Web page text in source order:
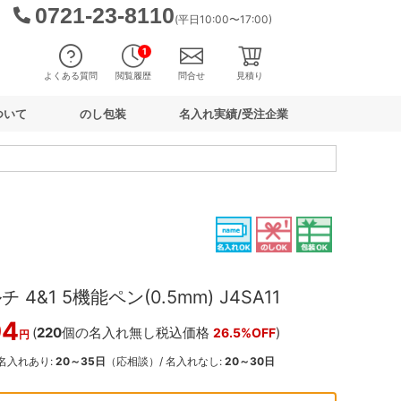
0721-23-8110(平日10:00〜17:00)
よくある質問 閲覧履歴
1
問合せ 見積り
いて のし包装 名入れ実績/受注企業
4&1 5機能ペン(0.5mm) J4SA11
円 (220個の名入れ無し税込価格 26.5%OFF)
入れあり: 20～35日 （応相談）/ 名入れなし: 20～30日